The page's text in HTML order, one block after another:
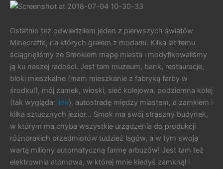
Ostatnio też odwiedziłem jeden z pierwszych światów
Minecrafta, na których grałem z modami. Kilka lat temu
ściągnęliśmy ze Smokiem mapę miasta i modyfikowaliśmy
ją ku naszej radości. Jest tam muzeum, bank, restauracje,
bloki mieszkalne (mam mieszkanie z fabryką farby w
środku!), mój zamek, wioski, sieć kolejowa, podziemna kolej
(tak wygląda: link), autostradę między miastem, a zamkiem i
kilka sztucznych jezior… Smok ma swój straszny budynek,
w którym ma chyba wszystkie urządzenia do produkcji
różnorakich przedmiotów tudzież lagów, a w tym swoją
wartą miliony automatyczną farmę arbuzów! Jest tam też
elektrownia atomowa, w której mnie kiedyś zamknął i